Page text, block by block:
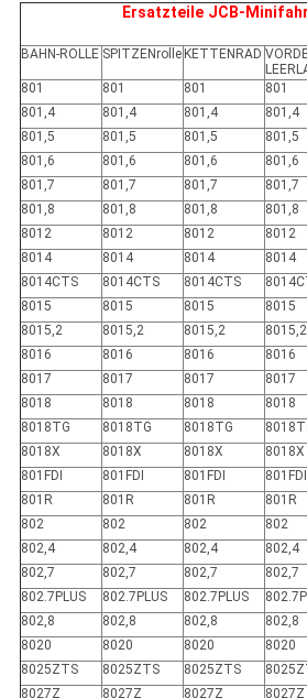
Ersatzteile JCB-
BAHN-ROLLE SPITZENrolle KETTENRAD
801
801 801 801
801,4
801,4 801,4 801,4
801,5
801,5 801,5 801,5
801,6
801,6 801,6 801,6
801,7
801,7 801,7 801,7
801,8
801,8 801,8 801,8
8012
8012 8012 8012
8014
8014 8014 8014
8014CTS
8014CTS 8014CTS
8015
8015 8015 8015
8015,2
8015,2 8015,2 8015,2
8016
8016 8016 8016
8017
8017 8017 8017
8018
8018 8018 8018
8018TG
8018TG 8018TG
8018X
8018X 8018X 8018X
801FDI
801FDI 801FDI 801FDI
801R
801R 801R 801R
802
802 802 802
802,4
802,4 802,4 802,4
802,7
802,7 802,7 802,7
802.7PLUS
802.7PLUS 802.7PLUS
802,8
802,8 802,8 802,8
8020
8020 8020 8020
8025ZTS
8025ZTS 8025ZTS
8027Z
8027Z 8027Z 8027Z